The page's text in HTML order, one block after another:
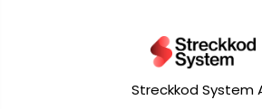
Streckkod System